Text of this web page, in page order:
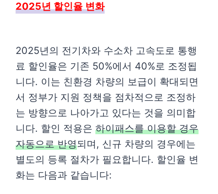
2025년 할인율 변화
2025년의 전기차와 수소차 고속도로 통행
료 할인율은 기존 50%에서 40%로 조정됩
니다. 이는 친환경 차량의 보급이 확대되면
서 정부가 지원 정책을 점차적으로 조정하
는 방향으로 나아가고 있다는 것을 의미합
니다. 할인 적용은 하이패스를 이용할 경우
자동으로 반영되며, 신규 차량의 경우에는
별도의 등록 절차가 필요합니다. 할인율 변
화는 다음과 같습니다: